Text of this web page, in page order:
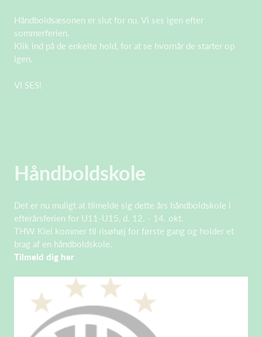
Håndboldsæsonen er slut for nu. Vi ses igen efter
sommerferien.
Klik ind på de enkelte hold, for at se hvornår de starter op
igen.
VI SES!
Håndboldskole
Det er nu muligt at tilmelde sig dette års håndboldskole i
efterårsferien for U11-U15, d. 12. - 14. okt.
THW Kiel kommer til risøhøj for første gang og holder et
brag af en håndboldskole.
Tilmeld dig her